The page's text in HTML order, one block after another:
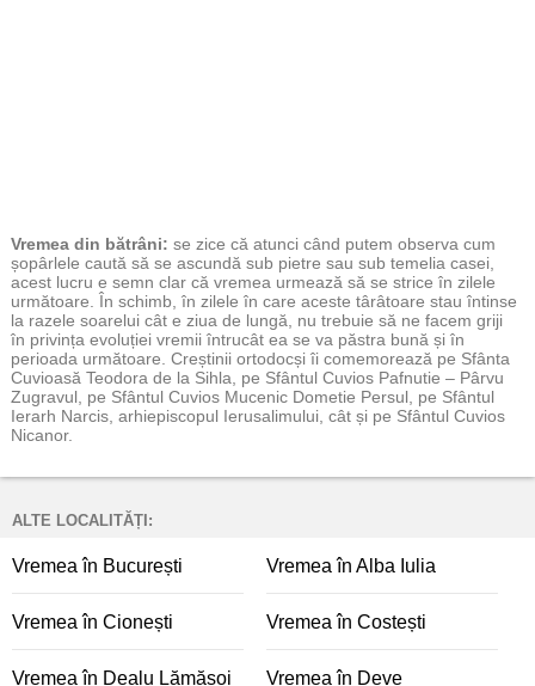
Vremea din bătrâni: se zice că atunci când putem observa cum
șopârlele caută să se ascundă sub pietre sau sub temelia casei,
acest lucru e semn clar că vremea urmează să se strice în zilele
următoare. În schimb, în zilele în care aceste târâtoare stau întinse
la razele soarelui cât e ziua de lungă, nu trebuie să ne facem griji
în privința evoluției vremii întrucât ea se va păstra bună și în
perioada următoare. Creștinii ortodocși îi comemorează pe Sfânta
Cuvioasă Teodora de la Sihla, pe Sfântul Cuvios Pafnutie – Pârvu
Zugravul, pe Sfântul Cuvios Mucenic Dometie Persul, pe Sfântul
Ierarh Narcis, arhiepiscopul Ierusalimului, cât și pe Sfântul Cuvios
Nicanor.
ALTE LOCALITĂȚI:
Vremea în București Vremea în Alba Iulia
Vremea în Cionești Vremea în Costești
Vremea în Dealu Lămășoi Vremea în Deve